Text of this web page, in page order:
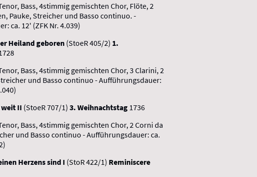
Bass, 4stimmig gemischten Chor, Flöte, 2
Pauke, Streicher und Basso continuo. -
ca. 12' (ZFK Nr. 4.039)
Heiland geboren(StoeR 405/2) 1.
Bass, 4stimmig gemischten Chor, 3 Clarini, 2
und Basso continuo - Aufführungsdauer:
weit II (StoeR 707/1) 3. Weihnachtstag 1736
Bass, 4stimmig gemischten Chor, 2 Corni da
und Basso continuo - Aufführungsdauer: ca.
Herzens sind I (StoR 422/1) Reminiscere